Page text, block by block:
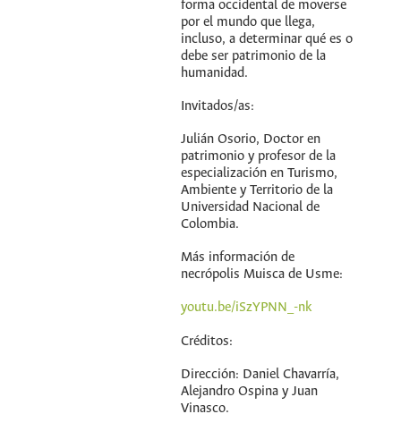
forma occidental de moverse
por el mundo que llega,
incluso, a determinar qué es o
debe ser patrimonio de la
humanidad.
Invitados/as:
Julián Osorio, Doctor en
patrimonio y profesor de la
especialización en Turismo,
Ambiente y Territorio de la
Universidad Nacional de
Colombia.
Más información de
necrópolis Muisca de Usme:
youtu.be/iSzYPNN_-nk
Créditos:
Dirección: Daniel Chavarría,
Alejandro Ospina y Juan
Vinasco.